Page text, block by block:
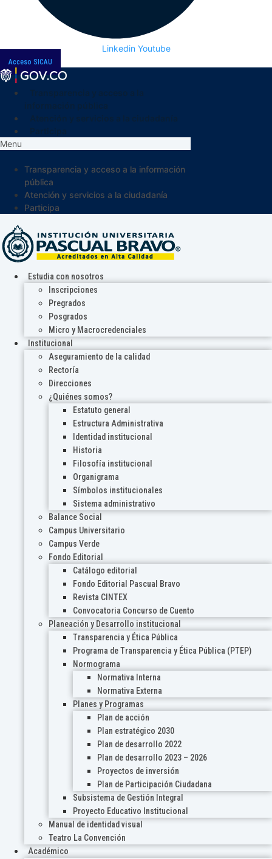
Linkedin Youtube
Acceso SICAU
Menu
Transparencia y acceso a la información
pública
Atención y servicios a la ciudadanía
Participa
Estudia con nosotros
Inscripciones
Pregrados
Posgrados
Micro y Macrocredenciales
Institucional
Aseguramiento de la calidad
Rectoría
Direcciones
¿Quiénes somos?
Estatuto general
Estructura Administrativa
Identidad institucional
Historia
Filosofía institucional
Organigrama
Símbolos institucionales
Sistema administrativo
Balance Social
Campus Universitario
Campus Verde
Fondo Editorial
Catálogo editorial
Fondo Editorial Pascual Bravo
Revista CINTEX
Convocatoria Concurso de Cuento
Planeación y Desarrollo institucional
Transparencia y Ética Pública
Programa de Transparencia y Ética Pública (PTEP)
Normograma
Normativa Interna
Normativa Externa
Planes y Programas
Plan de acción
Plan estratégico 2030
Plan de desarrollo 2022
Plan de desarrollo 2023 – 2026
Proyectos de inversión
Plan de Participación Ciudadana
Subsistema de Gestión Integral
Proyecto Educativo Institucional
Manual de identidad visual
Teatro La Convención
Académico